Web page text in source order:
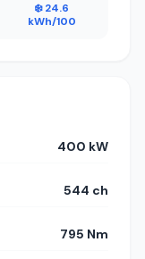
400 kW
544 ch
795 Nm
❄️ 24.6
kWh/100